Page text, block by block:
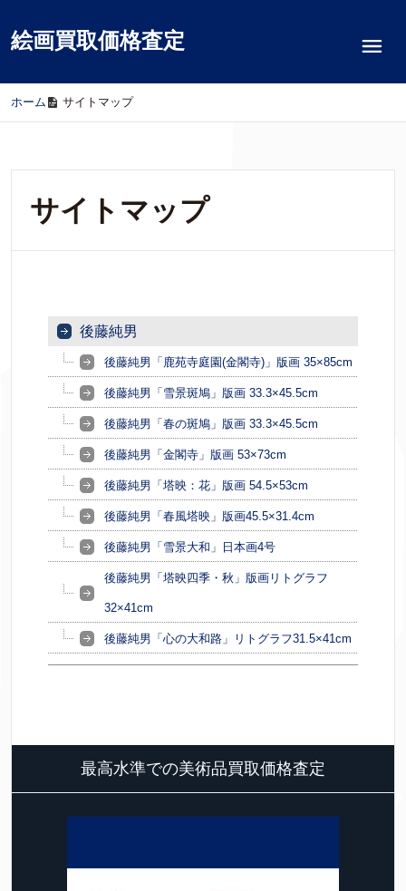
絵画買取価格査定
ホーム / サイトマップ
サイトマップ
後藤純男
後藤純男「鹿苑寺庭園(金閣寺)」版画 35×85cm
後藤純男「雪景斑鳩」版画 33.3×45.5cm
後藤純男「春の斑鳩」版画 33.3×45.5cm
後藤純男「金閣寺」版画 53×73cm
後藤純男「塔映：花」版画 54.5×53cm
後藤純男「春風塔映」版画45.5×31.4cm
後藤純男「雪景大和」日本画4号
後藤純男「塔映四季・秋」版画リトグラフ
32×41cm
後藤純男「心の大和路」リトグラフ31.5×41cm
最高水準での美術品買取価格査定